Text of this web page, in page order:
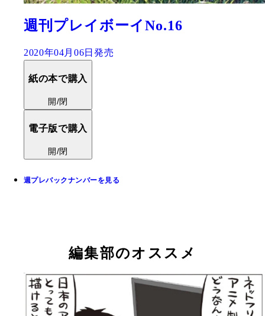
週刊プレイボーイNo.16
2020年04月06日発売
紙の本で購入
開/閉
電子版で購入
開/閉
週プレバックナンバーを見る
編集部のオススメ